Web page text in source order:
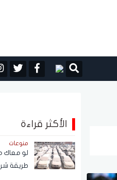
الأكثر قراءة
منوعات
لو معاك
طريقة